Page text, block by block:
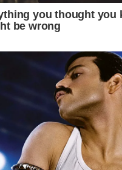
Nik Nazmi meletak
gagal
Timbalan
PKR pada
Mei lepas. - Bernama
tugas Menteri NRES,
galas tugas Menteri Sumber
Alam